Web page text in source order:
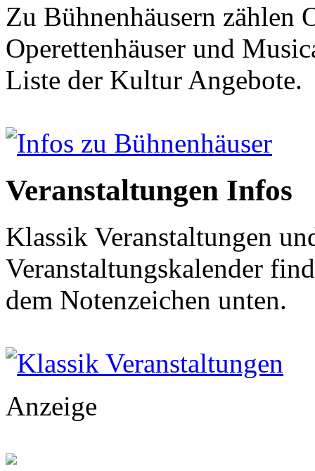
Zu Bühnenhäusern zählen
Operettenhäuser und
Liste der Kultur Angebote.
Infos zu Bühnenhäuser
Veranstaltungen Infos
Klassik Veranstaltungen
Veranstaltungskalender
dem Notenzeichen unten.
Klassik Veranstaltungen
Anzeige